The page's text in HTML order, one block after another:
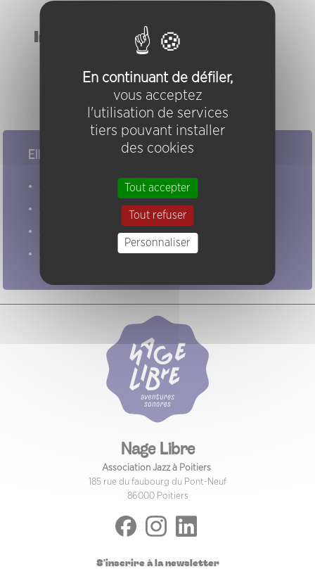
Instruments
cornemuse(s)
cornemuses 11p et 23p
Elles/ils ont joué chez nous
Nage Libre
Association Jazz à Poitiers
185 rue du faubourg du Pont-Neuf
86000 Poitiers
S'inscrire à la newsletter
En continuant de défiler,
vous acceptez
l'utilisation de services
tiers pouvant installer
des cookies
Tout accepter
Tout refuser
Personnaliser